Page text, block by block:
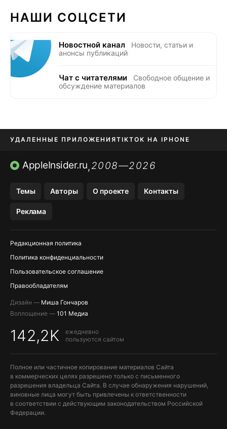
НАШИ СОЦСЕТИ
Новостной канал
Новости, статьи и
анонсы публикаций
Чат с читателями
Свободное общение и
обсуждение материалов
УДАЛЕННЫЕ ПРИЛОЖЕНИЯTIKTOK НА IPHONE
ПРИЛОЖЕНИЯ БЕЗ APP STORE
AppleInsider.ru,2008—2026
Темы Авторы О проекте Контакты
Реклама
Редакционная политика
Политика конфиденциальности
Пользовательское соглашение
Правообладателям
Дизайн — Миша Гончаров
Воплощение — 101 Медиа
142,2K
ежедневно
пользуются сайтом
Полное или частичное копирование материалов Сайта
в коммерческих целях разрешено только с письменного
разрешения владельца Сайта. В случае обнаружения нарушений,
виновные лица могут быть привлечены к ответственности
в соответствии с действующим законодательством Российской
Федерации.